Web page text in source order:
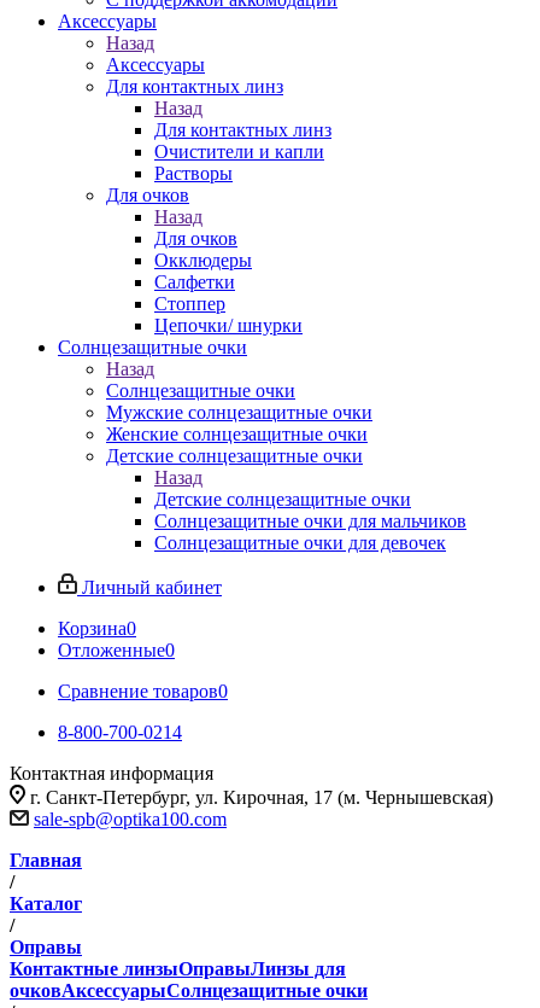
Аксессуары
Назад
Аксессуары
Для контактных линз
Назад
Для контактных линз
Очистители и капли
Растворы
Для очков
Назад
Для очков
Окклюдеры
Салфетки
Стоппер
Цепочки/ шнурки
Солнцезащитные очки
Назад
Солнцезащитные очки
Мужские солнцезащитные очки
Женские солнцезащитные очки
Детские солнцезащитные очки
Назад
Детские солнцезащитные очки
Солнцезащитные очки для мальчиков
Солнцезащитные очки для девочек
Личный кабинет
Корзина0
Отложенные0
Сравнение товаров0
8-800-700-0214
Контактная информация
г. Санкт-Петербург, ул. Кирочная, 17 (м. Чернышевская)
sale-spb@optika100.com
Главная
/
Каталог
/
Оправы
Контактные линзыОправыЛинзы для
очковАксессуарыСолнцезащитные очки